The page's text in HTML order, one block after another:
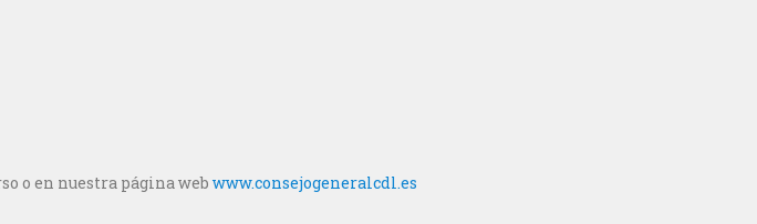
o en nuestra página web www.consejogeneralcdl.es